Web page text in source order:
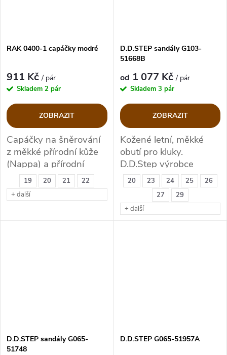
19 20 21
22
+ další
RAK 0400-1 capáčky modré
911 Kč/ pár
Skladem 2 pár
ZOBRAZIT
Capáčky na šněrování
z měkké přírodní kůže
(Nappa) a přírodní
podšívkové kůže
20 23 24 25
26
27
29
+ další
D.D.STEP sandály G103-
51668B
od 1 077 Kč/ pár
Skladem 3 pár
ZOBRAZIT
Kožené letní, měkké
obutí pro kluky.
D.D.Step výrobce
kvalitní zdravotní obuvi.
D.D.STEP sandály G065-
51748
D.D.STEP G065-51957A